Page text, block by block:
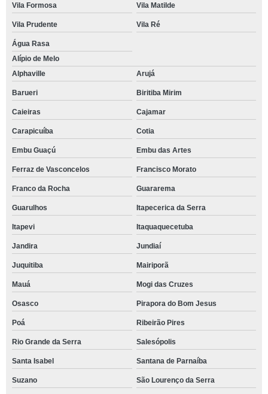
Vila Formosa Vila Matilde
Vila Prudente Vila Ré
Água Rasa
Alípio de Melo
Alphaville
Arujá
Barueri Biritiba Mirim
Caieiras Cajamar
Carapicuíba Cotia
Embu Guaçú Embu das Artes
Ferraz de Vasconcelos Francisco Morato
Franco da Rocha Guararema
Guarulhos Itapecerica da Serra
Itapevi Itaquaquecetuba
Jandira Jundiaí
Juquitiba Mairiporã
Mauá Mogi das Cruzes
Osasco Pirapora do Bom Jesus
Poá Ribeirão Pires
Rio Grande da Serra Salesópolis
Santa Isabel Santana de Parnaíba
Suzano São Lourenço da Serra